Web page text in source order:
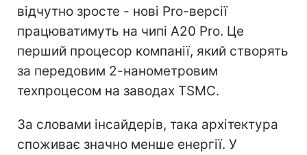
відчутно зросте - нові Pro-версії
працюватимуть на чипі A20 Pro. Це
перший процесор компанії, який створять
за передовим 2-нанометровим
техпроцесом на заводах TSMC.
За словами інсайдерів, така архітектура
споживає значно менше енергії. У